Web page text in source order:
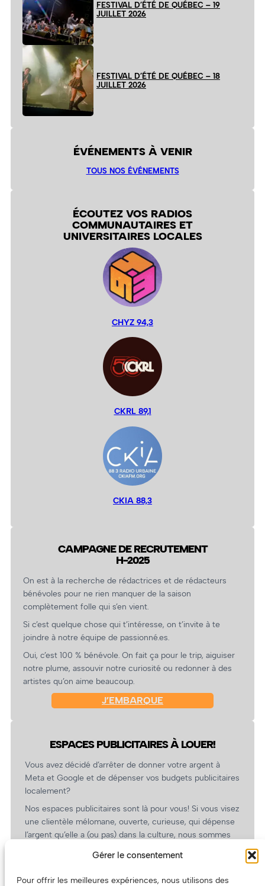
Gérer le consentement
Pour offrir les meilleures expériences, nous utilisons des
FESTIVAL D’ÉTÉ DE QUÉBEC – 19
JUILLET 2026
FESTIVAL D’ÉTÉ DE QUÉBEC – 18
JUILLET 2026
ÉVÉNEMENTS À VENIR
TOUS NOS ÉVÉNEMENTS
ÉCOUTEZ VOS RADIOS
COMMUNAUTAIRES ET
UNIVERSITAIRES LOCALES
CHYZ 94,3
CKRL 89,1
CKIA 88,3
CAMPAGNE DE RECRUTEMENT
H-2025
On est à la recherche de rédactrices et de rédacteurs
bénévoles pour ne rien manquer de la saison
complètement folle qui s’en vient.
Si c’est quelque chose qui t’intéresse, on t’invite à te
joindre à notre équipe de passionné.es.
Oui, c’est 100 % bénévole. On fait ça pour le trip, aiguiser
notre plume, assouvir notre curiosité ou redonner à des
artistes qu’on aime beaucoup.
J’EMBARQUE
ESPACES PUBLICITAIRES À LOUER!
Vous avez décidé d’arrêter de donner votre argent à
Meta et Google et de dépenser vos budgets publicitaires
localement?
Nos espaces publicitaires sont là pour vous! Si vous visez
une clientèle mélomane, ouverte, curieuse, qui dépense
l’argent qu’elle a (ou pas) dans la culture, nous sommes
revient.